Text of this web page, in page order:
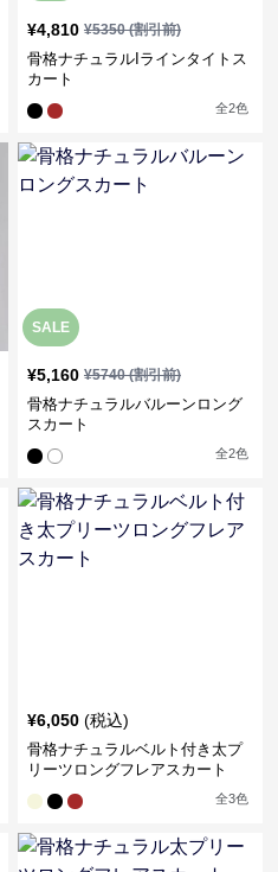
¥4,810 ¥5350(割引前)
骨格ナチュラルIラインタイトス
カート
全2色
SALE
¥5,160 ¥5740(割引前)
骨格ナチュラルバルーンロング
スカート
全2色
¥6,050 (税込)
骨格ナチュラルベルト付き太プ
リーツロングフレアスカート
全3色